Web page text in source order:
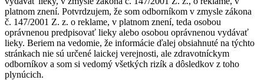
Dialyzačné strediská
B. Braun Avitum poskytuje kvalitnú dialyzačnú starostlivosť
vo všetkých svojich strediskách na Slovensku. Viac
platnom znení. Potvrdzujem, že som odborníkom v zmysle zákona
č. 147/2001 Z. z. o reklame, v platnom znení, teda osobou
oprávnenou predpisovať lieky alebo osobou oprávnenou vydávať
lieky. Beriem na vedomie, že informácie ďalej obsiahnuté na týchto
stránkach nie sú určené laickej verejnosti, ale zdravotníckym
odborníkov a som si vedomý všetkých rizík a dôsledkov z toho
plynúcich.